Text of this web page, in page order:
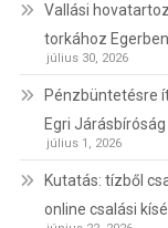
Vallási
torkához Egerben
július 30, 2026
Pénzbüntetésre
Egri Járásbíróság
július 1, 2026
Kutatás: tízből
online csalási